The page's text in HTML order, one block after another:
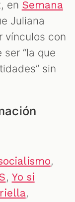
en Semana
Juliana
vínculos con
“la que
sin
,
, Yo si
,